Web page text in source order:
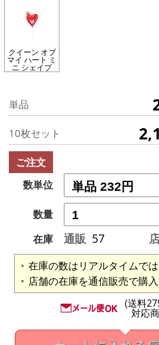
クイーン オブ
マイ ハート ミ
ニ シェイプ
単品
10枚セット
ご注文
数単位
数量
在庫
通販 57
在庫の数はリアルタイムでは
店舗の在庫を通信販売で購入
(送料
対応